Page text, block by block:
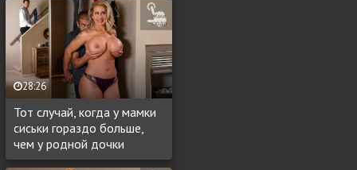
Тот случай, когда у мамки
сиськи гораздо больше,
чем у родной дочки
28:26